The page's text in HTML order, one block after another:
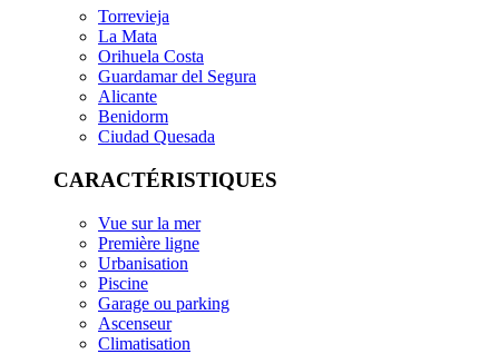
Torrevieja
La Mata
Orihuela Costa
Guardamar del Segura
Alicante
Benidorm
Ciudad Quesada
CARACTÉRISTIQUES
Vue sur la mer
Première ligne
Urbanisation
Piscine
Garage ou parking
Ascenseur
Climatisation